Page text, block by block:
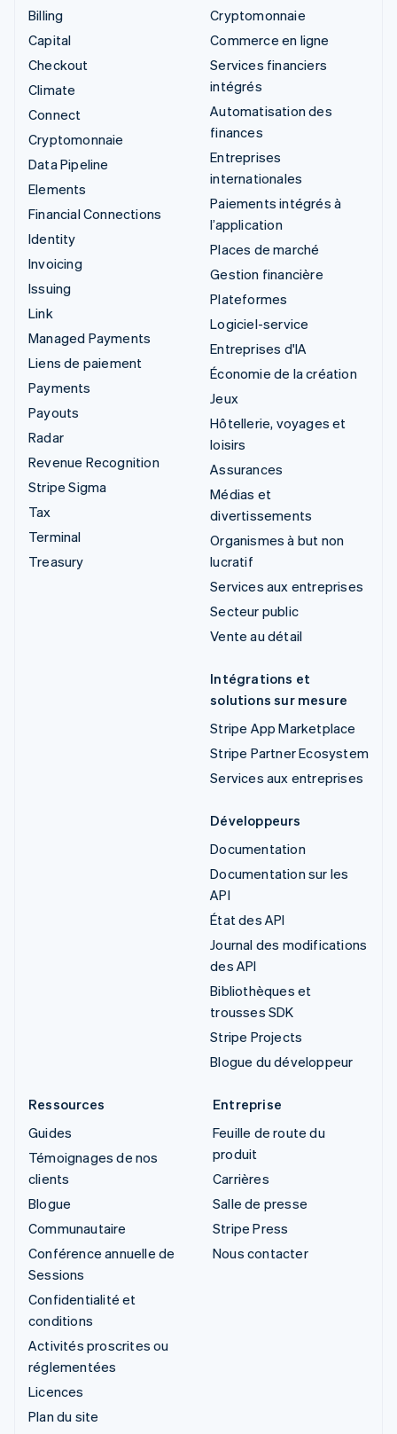
Billing
Capital
Checkout
Climate
Connect
Cryptomonnaie
Data Pipeline
Elements
Financial Connections
Identity
Invoicing
Issuing
Link
Managed Payments
Liens de paiement
Payments
Payouts
Radar
Revenue Recognition
Stripe Sigma
Tax
Terminal
Treasury
Cryptomonnaie
Commerce en ligne
Services financiers
intégrés
Automatisation des
finances
Entreprises
internationales
Paiements intégrés à
l’application
Places de marché
Gestion financière
Plateformes
Logiciel-service
Entreprises d'IA
Économie de la création
Jeux
Hôtellerie, voyages et
loisirs
Assurances
Médias et
divertissements
Organismes à but non
lucratif
Services aux entreprises
Secteur public
Vente au détail
Intégrations et
solutions sur mesure
Stripe App Marketplace
Stripe Partner Ecosystem
Services aux entreprises
Développeurs
Documentation
Documentation sur les
API
État des API
Journal des modifications
des API
Bibliothèques et
trousses SDK
Stripe Projects
Blogue du développeur
Ressources
Guides
Témoignages de nos
clients
Blogue
Communautaire
Conférence annuelle de
Sessions
Confidentialité et
conditions
Activités proscrites ou
réglementées
Licences
Plan du site
Entreprise
Feuille de route du
produit
Carrières
Salle de presse
Stripe Press
Nous contacter